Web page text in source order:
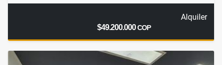
Alquiler
$49.200.000COP